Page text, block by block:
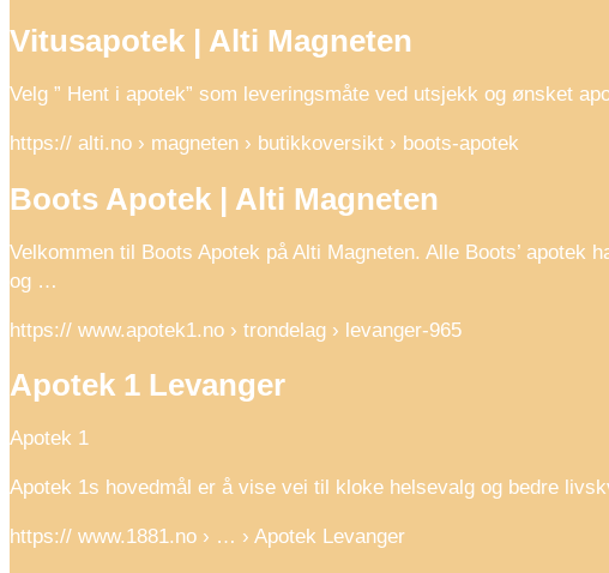
Vitusapotek | Alti Magneten
Velg ” Hent i apotek” som leveringsmåte ved utsjekk og ønsket
https:// alti.no › magneten › butikkoversikt › boots-apotek
Boots Apotek | Alti Magneten
Velkommen til Boots Apotek på Alti Magneten. Alle Boots’
og …
https:// www.apotek1.no › trondelag › levanger-965
Apotek 1 Levanger
Apotek 1
Apotek 1s hovedmål er å vise vei til kloke helsevalg og bedre
https:// www.1881.no › … › Apotek Levanger